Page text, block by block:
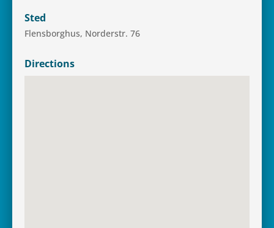
Sted
Flens­borg­hus, Nor­der­str. 76
Directions